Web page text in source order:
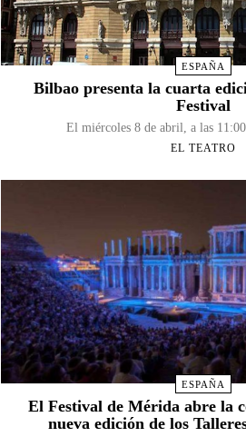
ESPAÑA
Bilbao presenta la cuarta
Festival
El miércoles 8 de abril, a las
EL TEATRO
ESPAÑA
El Festival de Mérida abre la
nueva edición de los